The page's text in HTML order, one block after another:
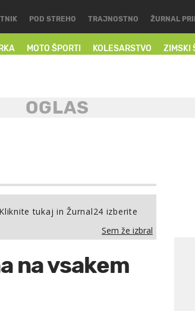
MOTO ŠPORTI KOLESARSTVO ZIMSKI
POD STREHO TRAJNOSTNO ŽURNAL
tukaj in Žurnal24 izberite
Sem že izbral
na vsakem